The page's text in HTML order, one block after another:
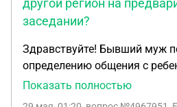
другой регион на
заседании?
Здравствуйте! Бывший муж
определению общения с
аннулировании алиментов по
Показать полностью